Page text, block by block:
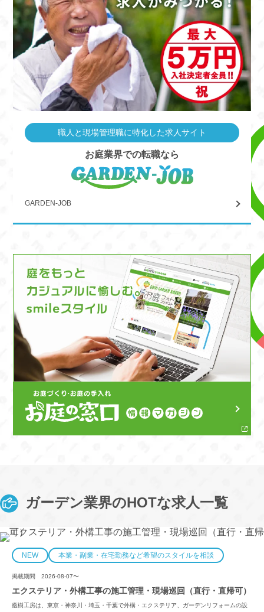
職人と現場管理職に特化した求人サイト
お庭業界での転職なら
GARDEN-JOB
ガーデン業界のHOTな求人一覧
NEW 本業・副業・在宅勤務など希望のスタイルを相談
掲載期間 2026-08-07〜
エクステリア・外構工事の施工管理・現場巡回（直行・直帰可）
癒樹工房は、東京・神奈川・埼玉・千葉で外構・エクステリア、ガーデンリフォームの設